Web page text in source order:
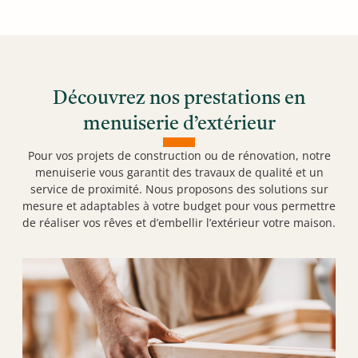
Découvrez nos prestations en
menuiserie d’extérieur
Pour vos projets de construction ou de rénovation, notre
menuiserie vous garantit des travaux de qualité et un
service de proximité. Nous proposons des solutions sur
mesure et adaptables à votre budget pour vous permettre
de réaliser vos rêves et d’embellir l’extérieur votre maison.